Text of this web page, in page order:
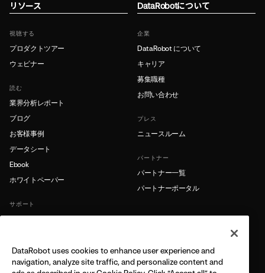
リソース
視聴する
プロダクトツアー
ウェビナー
読む
業界分析レポート
ブログ
お客様事例
データシート
Ebook
ホワイトペーパー
サポート
もっと詳しく
DataRobotについて
企業
DataRobot について
キャリア
募集職種
お問い合わせ
プレス
ニュースルーム
パートナー
パートナー一覧
パートナーポータル
DataRobot uses cookies to enhance user experience and
navigation, analyze site traffic, and personalize content and